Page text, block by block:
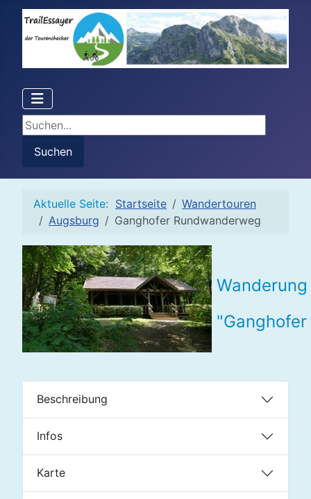
Suchen...
Suchen
Aktuelle Seite: Startseite
Wandertouren
Augsburg
Ganghofer Rundwanderweg
Wanderung
Beschreibung
Infos
Karte